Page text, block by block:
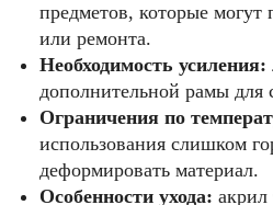
предметов, которые могут
или ремонта.
Необходимость усиления:
дополнительной рамы для
Ограничения по
использования слишком
деформировать материал.
Особенности ухода: акрил